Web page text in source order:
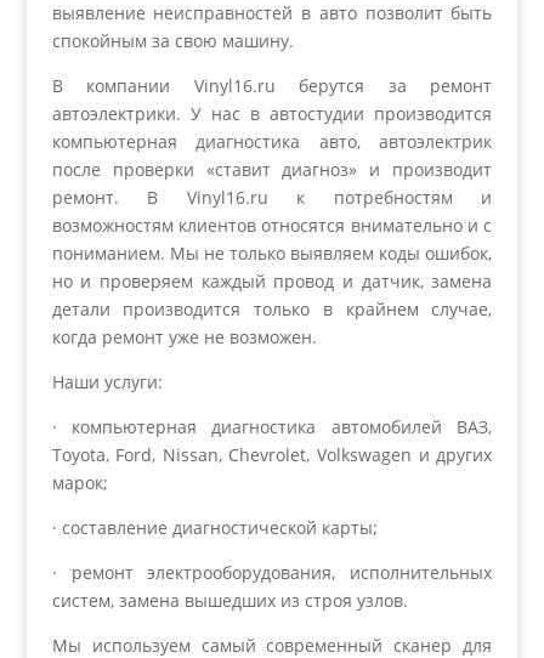
выявление неисправностей в авто позволит быть
спокойным за свою машину.
В компании Vinyl16.ru берутся за ремонт
автоэлектрики. У нас в автостудии производится
компьютерная диагностика авто, автоэлектрик
после проверки «ставит диагноз» и производит
ремонт. В Vinyl16.ru к потребностям и
возможностям клиентов относятся внимательно и с
пониманием. Мы не только выявляем коды ошибок,
но и проверяем каждый провод и датчик, замена
детали производится только в крайнем случае,
когда ремонт уже не возможен.
Наши услуги:
· компьютерная диагностика автомобилей ВАЗ,
Toyota, Ford, Nissan, Chevrolet, Volkswagen и других
марок;
· составление диагностической карты;
· ремонт электрооборудования, исполнительных
систем, замена вышедших из строя узлов.
Мы используем самый современный сканер для